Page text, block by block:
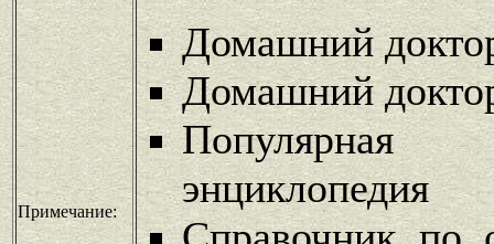
Примечание:
Домашний
Домашний
Популярная
энциклопедия